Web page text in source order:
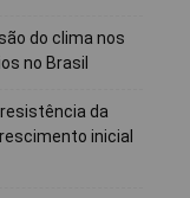
do clima nos
no Brasil
da
inicial